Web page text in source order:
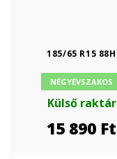
185/65 R15 88H
NÉGYÉVSZAKOS
Külső raktár
15 890 Ft